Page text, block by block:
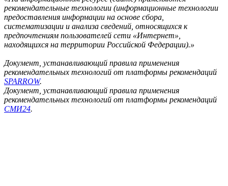
рекомендательные технологии (информационные технологии
предоставления информации на основе сбора,
систематизации и анализа сведений, относящихся к
предпочтениям пользователей сети «Интернет»,
находящихся на территории Российской Федерации).»
Документ, устанавливающий правила применения
рекомендательных технологий от платформы рекомендаций
SPARROW.
Документ, устанавливающий правила применения
рекомендательных технологий от платформы рекомендаций
СМИ24.